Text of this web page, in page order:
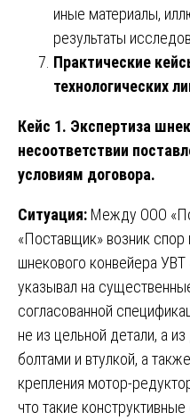
иные материалы,
результаты
Практические
технологических
Кейс 1. Экспертиза
несоответствии
условиям договора.
Ситуация: Между ООО
«Поставщик» возник спор
шнекового конвейера
указывал на
согласованной
не из цельной детали, а
болтами и втулкой, а
крепления мотор-
что такие